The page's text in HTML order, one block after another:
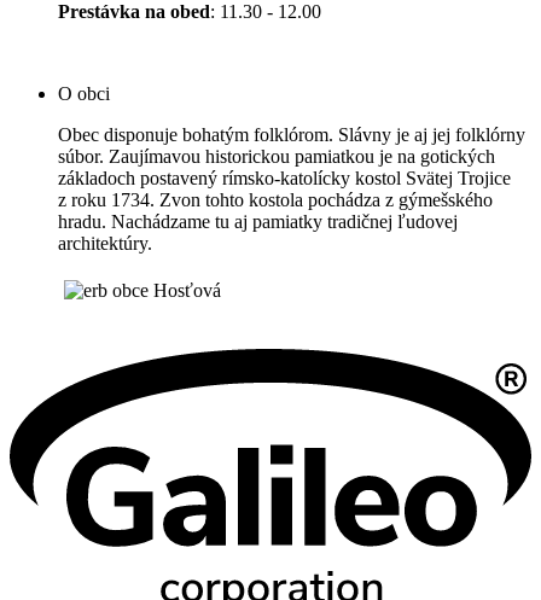
Prestávka na obed: 11.30 - 12.00
O obci
Obec disponuje bohatým folklórom. Slávny je aj jej folklórny
súbor. Zaujímavou historickou pamiatkou je na gotických
základoch postavený rímsko-katolícky kostol Svätej Trojice
z roku 1734. Zvon tohto kostola pochádza z gýmešského
hradu. Nachádzame tu aj pamiatky tradičnej ľudovej
architektúry.